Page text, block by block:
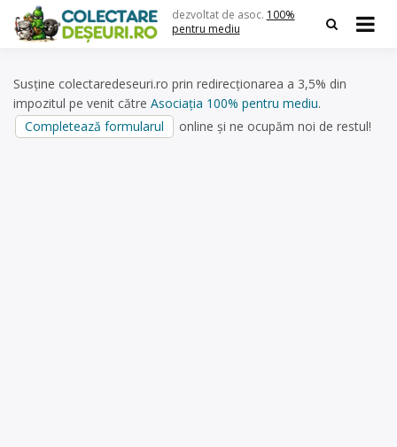
content
dezvoltat de asoc. 100%
pentru mediu
Susține colectaredeseuri.ro prin redirecționarea a 3,5% din
impozitul pe venit către Asociația 100% pentru mediu.
Completează formularul
online și ne ocupăm noi de restul!